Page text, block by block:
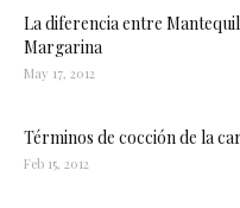
La diferencia entre
Margarina
May 17, 2012
Términos de cocción de la
Feb 15, 2012